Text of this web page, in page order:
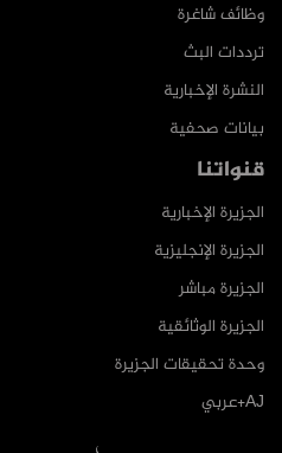
وظائف شاغرة
ترددات البث
النشرة الإخبارية
بيانات صحفية
قنواتنا
الجزيرة الإخبارية
الجزيرة الإنجليزية
الجزيرة مباشر
الجزيرة الوثائقية
وحدة تحقيقات الجزيرة
AJ+عربي